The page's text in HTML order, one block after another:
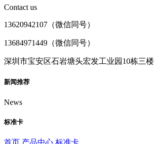
Contact us
13620942107（微信同号）
13684971449（微信同号）
深圳市宝安区石岩塘头宏发工业园10栋三楼
新闻推荐
News
标准卡
首页 产品中心 标准卡